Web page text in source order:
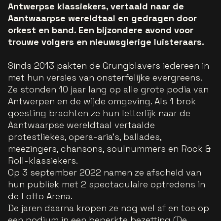
Antwerpse klassiekers, vertaald naar de
Aantwaarpse wereldtaal en gedragen door
orkest en band. Een bijzondere avond voor
trouwe volgers en nieuwsgierige luisteraars.
Sinds 2013 pakten de Grungblavers iedereen in
met hun versies van onsterfelijke evergreens.
Ze stonden 10 jaar lang op alle grote podia van
Antwerpen en de wijde omgeving. Als 1 brok
goesting brachten ze hun letterlijk naar de
Aantwaarpse wereldtaal vertaalde
protestliekes, opera-aria’s, ballades,
meezingers, chansons, soulnummers en Rock &
Roll-klassiekers.
Op 3 september 2022 namen ze afscheid van
hun publiek met 2 spectaculaire optredens in
de Lotto Arena.
De jaren daarna kropen ze nog wel af en toe op